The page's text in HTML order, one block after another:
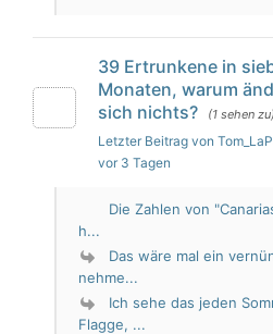
39 Ertrunkene in
Monaten, warum
sich nichts?
(1 sehen zu)
Letzter Beitrag von
vor 3 Tagen
Die Zahlen von
h...
Das wäre mal ein
nehme...
Ich sehe das jeden
Flagge, ...